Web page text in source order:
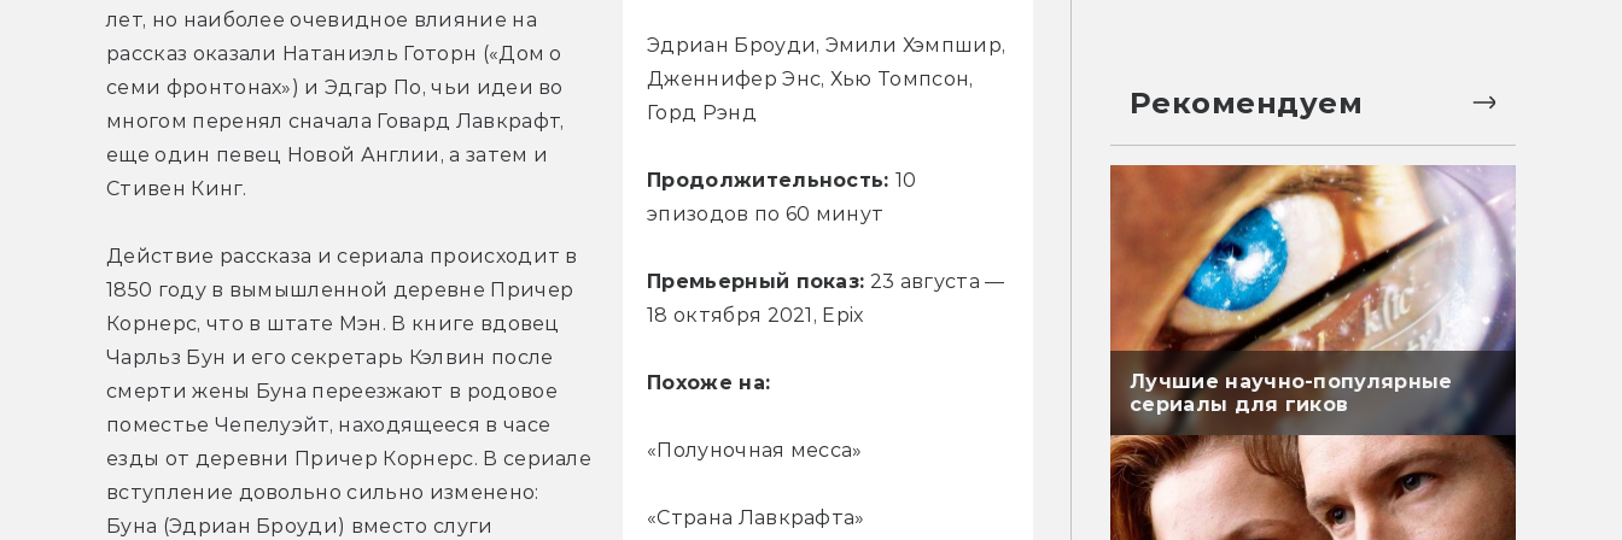
Эдриан Броуди, Эмили Хэмпшир,
Дженнифер Энс, Хью Томпсон,
Горд Рэнд
Продолжительность:10
эпизодов по 60 минут
Премьерный показ: 23 августа —
18 октября 2021, Epix
Похоже на:
«Полуночная месса»
«Страна Лавкрафта»
лет, но наиболее очевидное влияние на
рассказ оказали Натаниэль Готорн («Дом о
семи фронтонах») и Эдгар По, чьи идеи во
многом перенял сначала Говард Лавкрафт,
еще один певец Новой Англии, а затем и
Стивен Кинг.
Действие рассказа и сериала происходит в
1850 году в вымышленной деревне Причер
Корнерс, что в штате Мэн. В книге вдовец
Чарльз Бун и его секретарь Кэлвин после
смерти жены Буна переезжают в родовое
поместье Чепелуэйт, находящееся в часе
езды от деревни Причер Корнерс. В сериале
вступление довольно сильно изменено:
Буна (Эдриан Броуди) вместо слуги
Рекомендуем
Лучшие научно-популярные
сериалы для гиков